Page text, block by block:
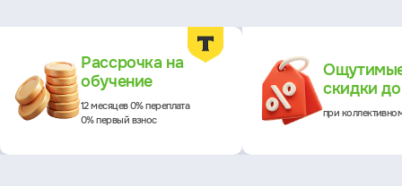
Рассрочка на
обучение
12 месяцев 0% переплата
0% первый взнос
скидки
при